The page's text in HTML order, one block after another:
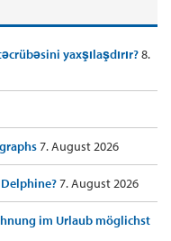
yaxşılaşdırır?8.
7. August 2026
7. August 2026
im Urlaub möglichst